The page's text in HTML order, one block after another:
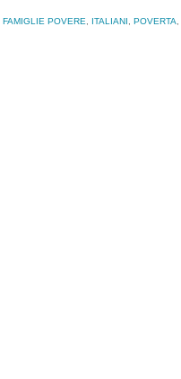
FAMIGLIE POVERE, ITALIANI, POVERTA,